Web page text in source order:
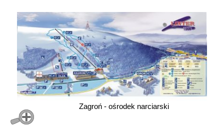
Zagroń - ośrodek narciarski